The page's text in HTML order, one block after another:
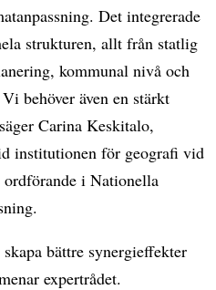
Det integrerade
strukturen, allt från statlig
kommunal nivå och
behöver även en stärkt
Carina Keskitalo,
institutionen för geografi vid
i Nationella
bättre synergieffekter
expertrådet.